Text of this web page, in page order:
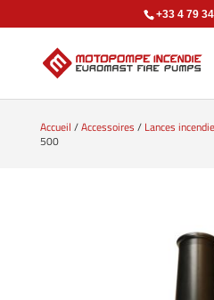
+33 4 79
Accueil /Accessoires / Lances incendie
500